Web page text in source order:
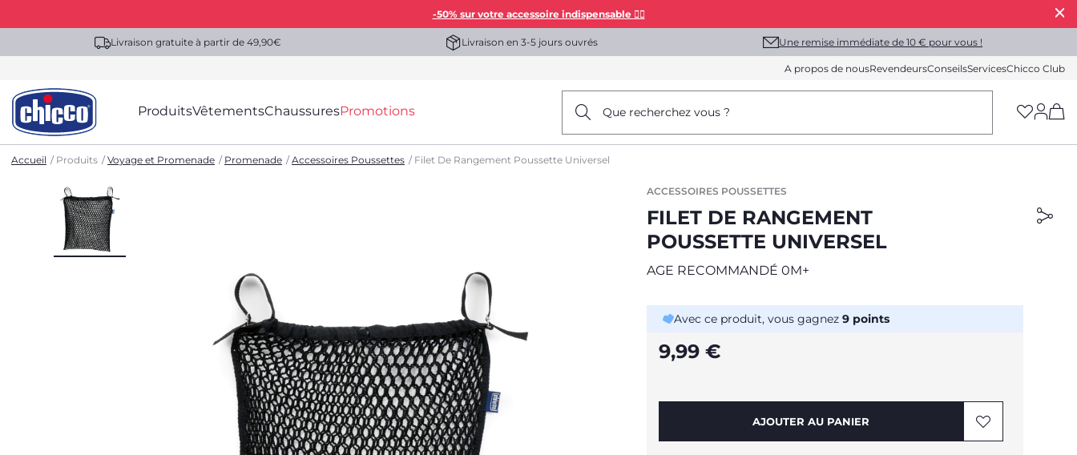
-50% sur votre accessoire indispensable 👯‍♀️
Livraison gratuite à partir de 49,90€ Livraison en 3-5 jours ouvrés Une remise immédiate de 10 € pour vous !
A propos de nousRevendeursConseilsServicesChicco Club
ProduitsVêtementsChaussuresPromotions Que recherchez vous ?
Accueil Produits Voyage et Promenade Promenade Accessoires Poussettes Filet De Rangement Poussette Universel
ACCESSOIRES POUSSETTES
FILET DE RANGEMENT
POUSSETTE UNIVERSEL
AGE RECOMMANDÉ 0M+
Avec ce produit, vous gagnez 9 points
9,99 €
AJOUTER AU PANIER